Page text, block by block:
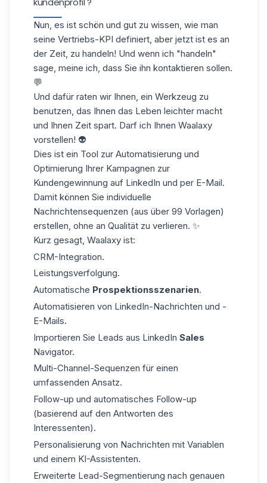
Nun, es ist schön und gut zu wissen, wie man
seine Vertriebs-KPI definiert, aber jetzt ist es an
der Zeit, zu handeln! Und wenn ich "handeln"
sage, meine ich, dass Sie ihn kontaktieren sollen.
💬
Und dafür raten wir Ihnen, ein Werkzeug zu
benutzen, das Ihnen das Leben leichter macht
und Ihnen Zeit spart. Darf ich Ihnen Waalaxy
vorstellen! 👽
Dies ist ein Tool zur Automatisierung und
Optimierung Ihrer Kampagnen zur
Kundengewinnung auf LinkedIn und per E-Mail.
Damit können Sie individuelle
Nachrichtensequenzen (aus über 99 Vorlagen)
erstellen, ohne an Qualität zu verlieren. ✨
Kurz gesagt, Waalaxy ist:
CRM-Integration.
Leistungsverfolgung.
Automatische Prospektionsszenarien.
Automatisieren von LinkedIn-Nachrichten und -
E-Mails.
Importieren Sie Leads aus LinkedIn Sales
Navigator.
Multi-Channel-Sequenzen für einen
umfassenden Ansatz.
Follow-up und automatisches Follow-up
(basierend auf den Antworten des
Interessenten).
Personalisierung von Nachrichten mit Variablen
und einem KI-Assistenten.
Erweiterte Lead-Segmentierung nach genauen